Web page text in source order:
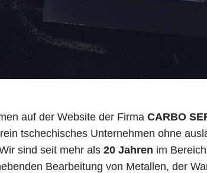
auf der Website der Firma CARBO
tschechisches Unternehmen ohne
sind seit mehr als 20 Jahren im
Bearbeitung von Metallen, der